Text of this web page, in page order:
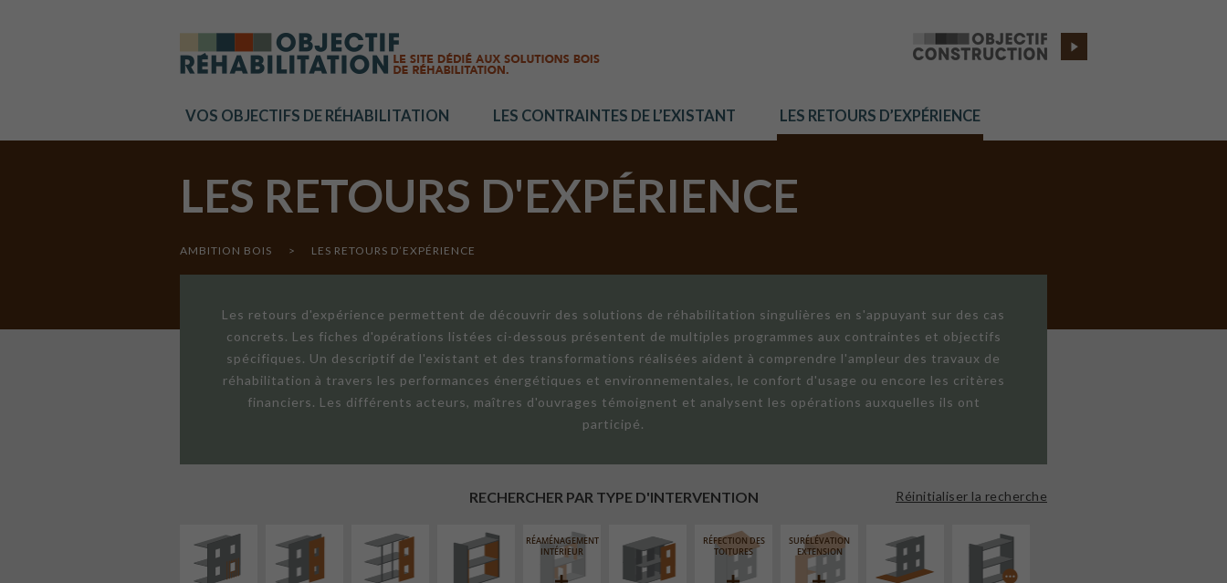
VOS OBJECTIFS DE RÉHABILITATION LES CONTRAINTES DE L’EXISTANT LES RETOURS D’EXPÉRIENCE
LES RETOURS D'EXPÉRIENCE
AMBITION BOIS > LES RETOURS D’EXPÉRIENCE
Les retours d'expérience permettent de découvrir des solutions de réhabilitation singulières en s'appuyant sur des cas
concrets. Les fiches d'opérations listées ci-dessous présentent de multiples programmes aux contraintes et objectifs
spécifiques. Un descriptif de l'existant et des transformations réalisées aident à comprendre l'ampleur des travaux de
réhabilitation à travers les performances énergétiques et environnementales, le confort d'usage ou encore les critères
financiers. Les différents acteurs, maîtres d'ouvrages témoignent et analysent les opérations auxquelles ils ont
participé.
RECHERCHER PAR TYPE D'INTERVENTION Réinitialiser la recherche
ISOLATION
INTÉRIEURE
RÉAMÉNAGEMENT
INTÉRIEUR
RÉFECTION DES
TOITURES
SURÉLÉVATION
EXTENSION